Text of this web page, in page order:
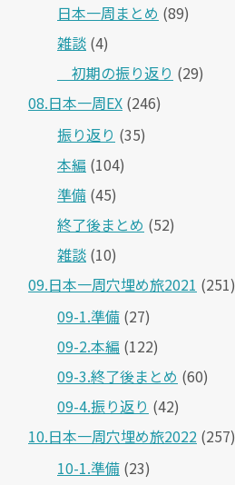
日本一周まとめ (89)
雑談 (4)
＿初期の振り返り (29)
08.日本一周EX (246)
振り返り (35)
本編 (104)
準備 (45)
終了後まとめ (52)
雑談 (10)
09.日本一周穴埋め旅2021 (251)
09-1.準備 (27)
09-2.本編 (122)
09-3.終了後まとめ (60)
09-4.振り返り (42)
10.日本一周穴埋め旅2022 (257)
10-1.準備 (23)